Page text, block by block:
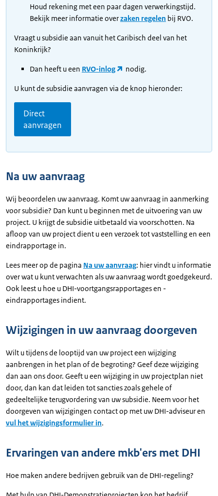
Houd rekening met een paar dagen verwerkingstijd.
Bekijk meer informatie overzaken regelen bij RVO.
Vraagt u subsidie aan vanuit het Caribisch deel van het
Koninkrijk?
Dan heeft u een RVO-inlog nodig.
U kunt de subsidie aanvragen via de knop hieronder:
Direct
aanvragen
Na uw aanvraag
Wij beoordelen uw aanvraag. Komt uw aanvraag in aanmerking
voor subsidie? Dan kunt u beginnen met de uitvoering van uw
project. U krijgt de subsidie uitbetaald via voorschotten. Na
afloop van uw project dient u een verzoek tot vaststelling en een
eindrapportage in.
Lees meer op de pagina Na uw aanvraag: hier vindt u informatie
over wat u kunt verwachten als uw aanvraag wordt goedgekeurd.
Ook leest u hoe u DHI-voortgangsrapportages en -
eindrapportages indient.
Wijzigingen in uw aanvraag doorgeven
Wilt u tijdens de looptijd van uw project een wijziging
aanbrengen in het plan of de begroting? Geef deze wijziging
dan aan ons door. Geeft u een wijziging in uw projectplan niet
door, dan kan dat leiden tot sancties zoals gehele of
gedeeltelijke terugvordering van uw subsidie. Neem voor het
doorgeven van wijzigingen contact op met uw DHI-adviseur en
vul het wijzigingsformulier in.
Ervaringen van andere mkb'ers met DHI
Hoe maken andere bedrijven gebruik van de DHI-regeling?